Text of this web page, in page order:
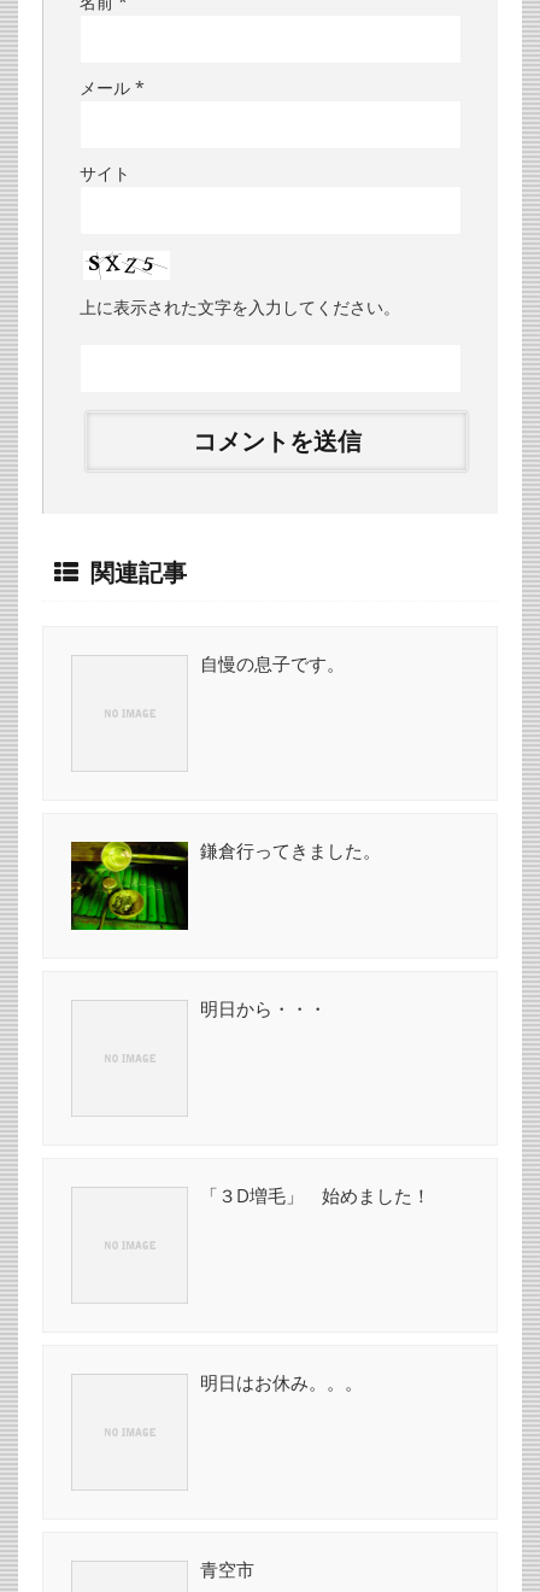
メール *
サイト
上に表示された文字を入力してください。
関連記事
自慢の息子です。
鎌倉行ってきました。
明日から・・・
「３D増毛」 始めました！
明日はお休み。。。
青空市